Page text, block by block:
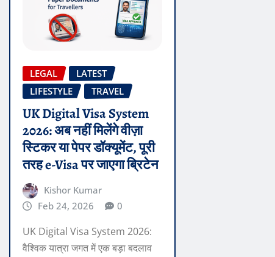
LEGAL
LATEST
LIFESTYLE
TRAVEL
UK Digital Visa System
2026: अब नहीं मिलेंगे वीज़ा
स्टिकर या पेपर डॉक्यूमेंट, पूरी
तरह e-Visa पर जाएगा ब्रिटेन
Kishor Kumar
Feb 24, 2026
0
UK Digital Visa System 2026:
वैश्विक यात्रा जगत में एक बड़ा बदलाव